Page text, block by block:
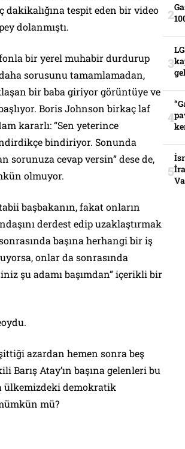
dakikalığına tespit eden bir video
dolanmıştı.
bir yerel muhabir durdurup
sorusunu tamamlamadan,
bir baba giriyor görüntüye ve
Boris Johnson birkaç laf
kararlı: “Sen yeterince
bindiriyor. Sonunda
sorunuza cevap versin” dese de,
olmuyor.
başbakanın, fakat onların
derdest edip uzaklaştırmak
başına herhangi bir iş
onlar da sonrasında
şu adamı başımdan” içerikli bir
azardan hemen sonra beş
Atay’ın başına gelenleri bu
ülkemizdeki demokratik
mü?